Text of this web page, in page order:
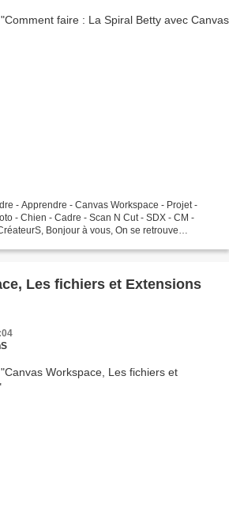
- Apprendre - Canvas Workspace - Projet -
- Chien - Cadre - Scan N Cut - SDX - CM -
Bonjour à vous, On se retrouve
Les fichiers et Extensions